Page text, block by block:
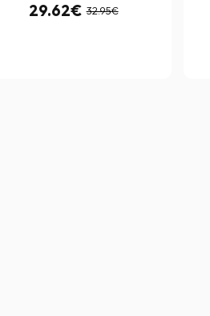
29.62€ 32.95€